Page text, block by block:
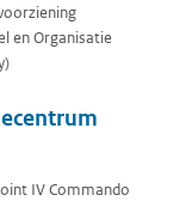
en Organisatie
IV Commando